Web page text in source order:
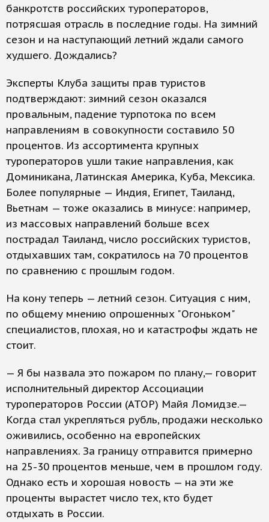
банкротств российских туроператоров,
потрясшая отрасль в последние годы. На зимний
сезон и на наступающий летний ждали самого
худшего. Дождались?
Эксперты Клуба защиты прав туристов
подтверждают: зимний сезон оказался
провальным, падение турпотока по всем
направлениям в совокупности составило 50
процентов. Из ассортимента крупных
туроператоров ушли такие направления, как
Доминикана, Латинская Америка, Куба, Мексика.
Более популярные — Индия, Египет, Таиланд,
Вьетнам — тоже оказались в минусе: например,
из массовых направлений больше всех
пострадал Таиланд, число российских туристов,
отдыхавших там, сократилось на 70 процентов
по сравнению с прошлым годом.
На кону теперь — летний сезон. Ситуация с ним,
по общему мнению опрошенных "Огоньком"
специалистов, плохая, но и катастрофы ждать не
стоит.
— Я бы назвала это пожаром по плану,— говорит
исполнительный директор Ассоциации
туроператоров России (АТОР) Майя Ломидзе.—
Когда стал укрепляться рубль, продажи несколько
оживились, особенно на европейских
направлениях. За границу отправится примерно
на 25-30 процентов меньше, чем в прошлом году.
Однако есть и хорошая новость — на эти же
проценты вырастет число тех, кто будет
отдыхать в России.